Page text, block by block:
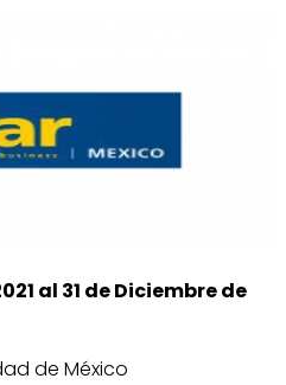
al 31 de Diciembre de
de México